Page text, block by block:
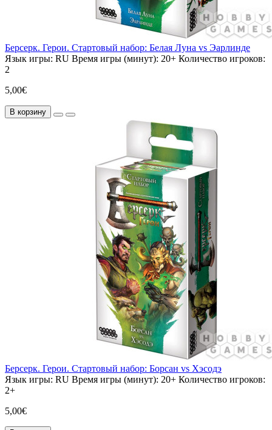
Берсерк. Герои. Стартовый набор: Белая Луна vs Эарлинде
Язык игры: RU Время игры (минут): 20+ Количество игроков:
2
5,00€
В корзину
Берсерк. Герои. Стартовый набор: Борсан vs Хэсодэ
Язык игры: RU Время игры (минут): 20+ Количество игроков:
2+
5,00€